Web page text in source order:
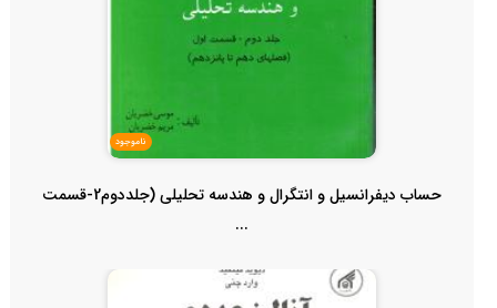
ناموجود
حساب دیفرانسیل و انتگرال و هندسه تحلیلی (جلددوم2-قسمت
...